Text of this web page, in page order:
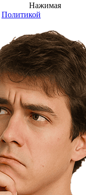
Нажимая
Политикой